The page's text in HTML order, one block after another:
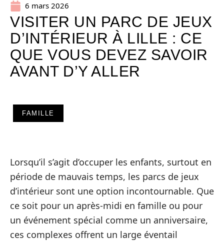
6 mars 2026
VISITER UN PARC DE JEUX
D’INTÉRIEUR À LILLE : CE
QUE VOUS DEVEZ SAVOIR
AVANT D’Y ALLER
FAMILLE
Lorsqu’il s’agit d’occuper les enfants, surtout en
période de mauvais temps, les parcs de jeux
d’intérieur sont une option incontournable. Que
ce soit pour un après-midi en famille ou pour
un événement spécial comme un anniversaire,
ces complexes offrent un large éventail